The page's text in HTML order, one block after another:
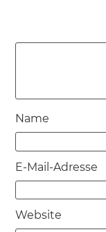
Name
E-Mail-Adresse
Website